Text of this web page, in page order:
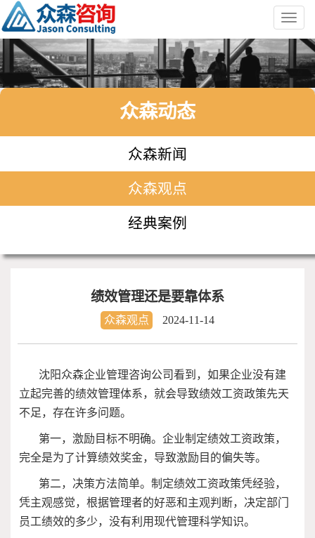
众森动态
众森新闻
众森观点
经典案例
绩效管理还是要靠体系
众森观点 2024-11-14
沈阳众森企业管理咨询公司看到，如果企业没有建
立起完善的绩效管理体系，就会导致绩效工资政策先天
不足，存在许多问题。
第一，激励目标不明确。企业制定绩效工资政策，
完全是为了计算绩效奖金，导致激励目的偏失等。
第二，决策方法简单。制定绩效工资政策凭经验，
凭主观感觉，根据管理者的好恶和主观判断，决定部门
员工绩效的多少，没有利用现代管理科学知识。